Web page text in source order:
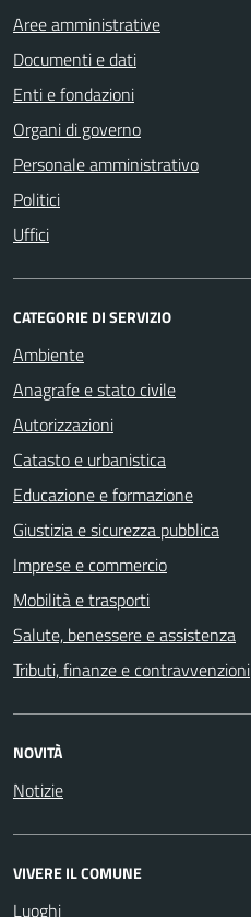
Aree amministrative
Documenti e dati
Enti e fondazioni
Organi di governo
Personale amministrativo
Politici
Uffici
CATEGORIE DI SERVIZIO
Ambiente
Anagrafe e stato civile
Autorizzazioni
Catasto e urbanistica
Educazione e formazione
Giustizia e sicurezza pubblica
Imprese e commercio
Mobilità e trasporti
Salute, benessere e assistenza
Tributi, finanze e contravvenzioni
NOVITÀ
Notizie
VIVERE IL COMUNE
Luoghi